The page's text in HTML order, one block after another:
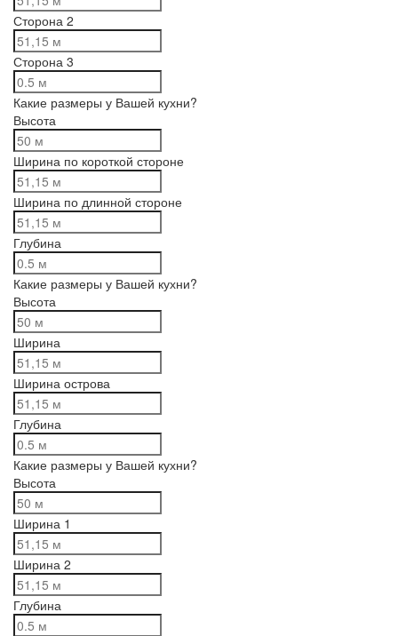
Сторона 2
Сторона 3
Какие размеры у Вашей кухни?
Высота
Ширина по короткой стороне
Ширина по длинной стороне
Глубина
Какие размеры у Вашей кухни?
Высота
Ширина
Ширина острова
Глубина
Какие размеры у Вашей кухни?
Высота
Ширина 1
Ширина 2
Глубина